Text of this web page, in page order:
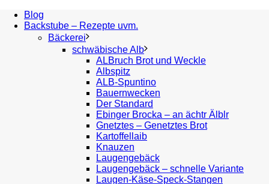
Blog
Backstube – Rezepte uvm.
Bäckerei
schwäbische Alb
ALBruch Brot und Weckle
Albspitz
ALB-Spuntino
Bauernwecken
Der Standard
Ebinger Brocka – an ächtr Älblr
Gnetztes – Genetztes Brot
Kartoffellaib
Knauzen
Laugengebäck
Laugengebäck – schnelle Variante
Laugen-Käse-Speck-Stangen